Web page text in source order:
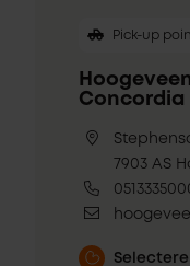
Pick-up
Concordia
7903 AS